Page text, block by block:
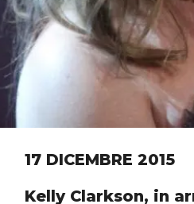
17 DICEMBRE 2015
Kelly Clarkson, in